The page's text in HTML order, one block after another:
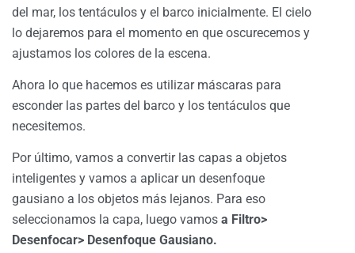
del mar, los tentáculos y el barco inicialmente. El cielo
lo dejaremos para el momento en que oscurecemos y
ajustamos los colores de la escena.
Ahora lo que hacemos es utilizar máscaras para
esconder las partes del barco y los tentáculos que
necesitemos.
Por último, vamos a convertir las capas a objetos
inteligentes y vamos a aplicar un desenfoque
gausiano a los objetos más lejanos. Para eso
seleccionamos la capa, luego vamos a Filtro>
Desenfocar> Desenfoque Gausiano.